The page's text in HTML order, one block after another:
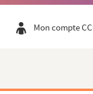
Mon compte